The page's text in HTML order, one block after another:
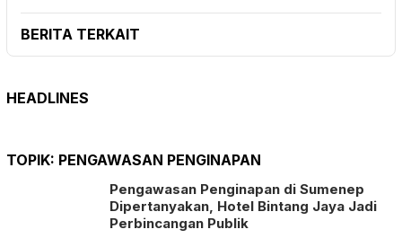
BERITA TERKAIT
HEADLINES
TOPIK: PENGAWASAN PENGINAPAN
Pengawasan Penginapan di Sumenep
Dipertanyakan, Hotel Bintang Jaya Jadi
Perbincangan Publik